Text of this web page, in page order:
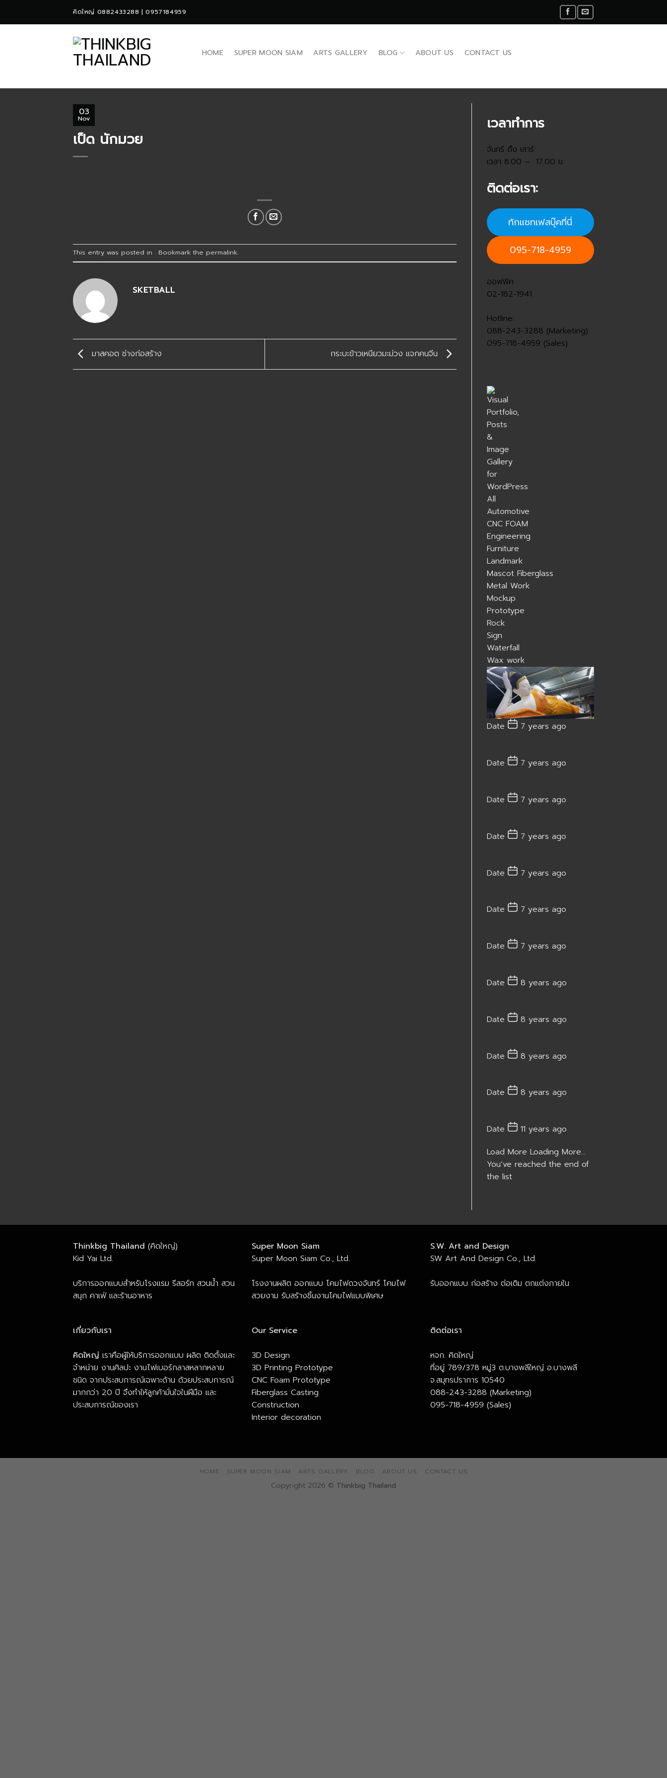
คิดใหญ่ 0882433288 | 0957184959
HOME SUPER MOON SIAM ARTS GALLERY BLOG ABOUT US CONTACT US
03
Nov
เป็ด นักมวย
This entry was posted in . Bookmark the permalink.
SKETBALL
มาสคอต ช่างก่อสร้าง กระบะข้าวเหนียวมะม่วง แจกคนจีน
เวลาทำการ
จันทร์ ถึง เสาร์:
เวลา 8.00 – 17.00 น.
ติดต่อเรา:
ทักแชทเฟสบุ๊คที่นี่
095-718-4959
ออฟฟิศ
02-182-1941
Hotline:
088-243-3288 (Marketing)
095-718-4959 (Sales)
All
Automotive
CNC FOAM
Engineering
Furniture
Landmark
Mascot Fiberglass
Metal Work
Mockup
Prototype
Rock
Sign
Waterfall
Wax work
Date 7 years ago
Date 7 years ago
Date 7 years ago
Date 7 years ago
Date 7 years ago
Date 7 years ago
Date 7 years ago
Date 8 years ago
Date 8 years ago
Date 8 years ago
Date 8 years ago
Date
11 years ago
Load More Loading More...
You’ve reached the end of
the list
Thinkbig Thailand (คิดใหญ่)
Kid Yai Ltd.
บริการออกแบบสำหรับโรงแรม รีสอร์ท สวนน้ำ สวน
สนุก คาเฟ่ และร้านอาหาร
Super Moon Siam
Super Moon Siam Co., Ltd.
โรงงานผลิต ออกแบบ โคมไฟดวงจันทร์ โคมไฟ
สวยงาม รับสร้างชิ้นงานโคมไฟแบบพิเศษ
S.W. Art and Design
SW Art And Design Co., Ltd.
รับออกแบบ ก่อสร้าง ต่อเติม ตกแต่งภายใน
เกี่ยวกับเรา
คิดใหญ่ เราคือผู้ให้บริการออกแบบ ผลิต ติดตั้งและ
จำหน่าย งานศิลปะ งานไฟเบอร์กลาสหลากหลาย
ชนิด จากประสบการณ์เฉพาะด้าน ด้วยประสบการณ์
มากกว่า 20 ปี จึงทำให้ลูกค้ามั่นใจในฝีมือ และ
ประสบการณ์ของเรา
Our Service
3D Design
3D Printing Prototype
CNC Foam Prototype
Fiberglass Casting
Construction
Interior decoration
ติดต่อเรา
หจก. คิดใหญ่
ที่อยู่ 789/378 หมู่3 ต.บางพลีใหญ่ อ.บางพลี
จ.สมุทรปราการ 10540
088-243-3288 (Marketing)
095-718-4959 (Sales)
HOME SUPER MOON SIAM ARTS GALLERY BLOG ABOUT US CONTACT US
Copyright 2026 © Thinkbig Thailand